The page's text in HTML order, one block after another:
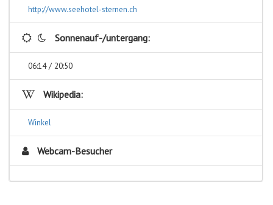
http://www.seehotel-sternen.ch
Sonnenauf-/untergang:
06:14 / 20:50
Wikipedia:
Winkel
Webcam-Besucher